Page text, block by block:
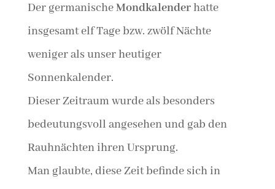
Der germanischeMondkalenderhatte
insgesamt elf Tage bzw. zwölf Nächte
weniger als unser heutiger
Sonnenkalender.
Dieser Zeitraum wurde als besonders
bedeutungsvoll angesehen und gab den
Rauhnächten ihren Ursprung.
Man glaubte, diese Zeit befinde sich in